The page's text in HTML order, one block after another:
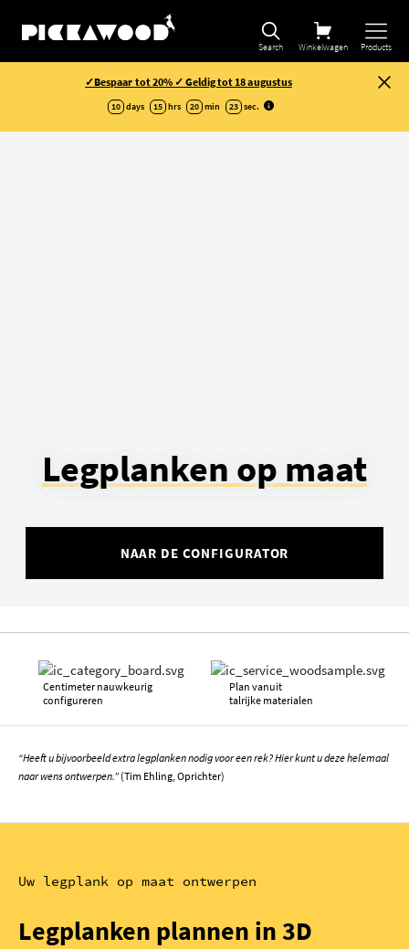
Search Winkelwagen Products
✓Bespaar tot 20% ✓ Geldig tot 18 augustus
10 days 15 hrs 20 min 23 sec.
Legplanken op maat
NAAR DE CONFIGURATOR
Centimeter nauwkeurig
configureren
Plan vanuit
talrijke materialen
“Heeft u bijvoorbeeld extra legplanken nodig voor een rek? Hier kunt u deze helemaal
naar wens ontwerpen.” (Tim Ehling, Oprichter)
Uw legplank op maat ontwerpen
Legplanken plannen in 3D